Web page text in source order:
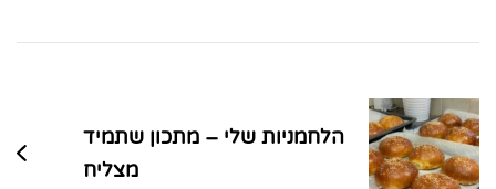
בפוסטים
הלחמניות שלי – מתכון שתמיד
מצליח